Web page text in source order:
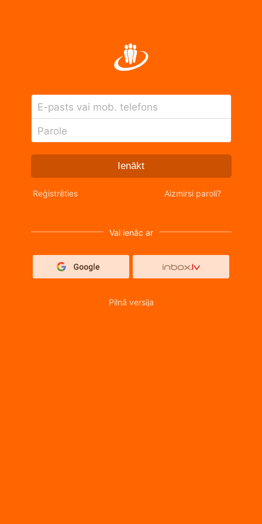
E-pasts vai mob. telefons
Parole
Ienākt
Reģistrēties Aizmirsi paroli?
Vai ienāc ar
Pilnā versija